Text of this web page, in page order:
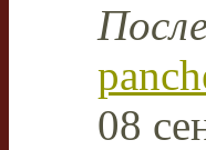
08